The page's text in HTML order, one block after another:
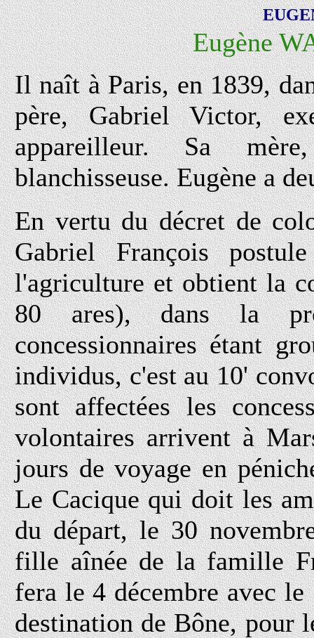
Eugène
Il naît à Paris, en 1839,
père, Gabriel Victor,
appareilleur. Sa
blanchisseuse. Eugène a
En vertu du décret de
Gabriel François
l'agriculture et obtient la
80 ares), dans la
concessionnaires étant
individus, c'est au 10'
sont affectées les
volontaires arrivent à
jours de voyage en
Le Cacique qui doit les
du départ, le 30
fille aînée de la famille
fera le 4 décembre avec
destination de Bône, pour